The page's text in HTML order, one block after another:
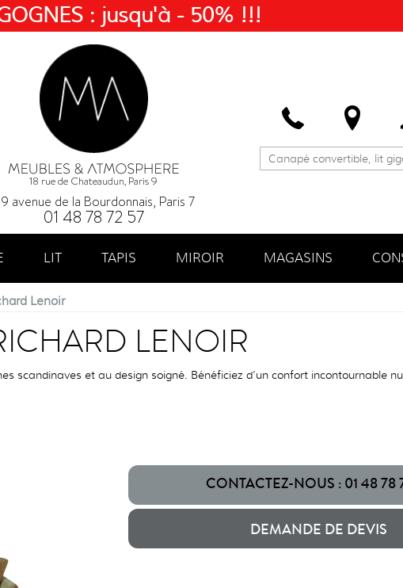
18 rue de Chateaudun, Paris 9
avenue de la Bourdonnais, Paris 7
01 48 78 72 57
LIT TAPIS MIROIR MAGASINS
Lenoir
LENOIR
scandinaves et au design soigné. Bénéficiez d’un confort incontournable
CONTACTEZ-NOUS : 01 48 78
DEMANDE DE DEVIS
: jusqu'à - 50% !!!